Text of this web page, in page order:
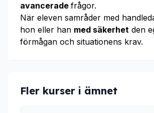
avancerade frågor.
När eleven samråder med
hon eller han med säkerhet den
förmågan och situationens krav.
Fler kurser i ämnet